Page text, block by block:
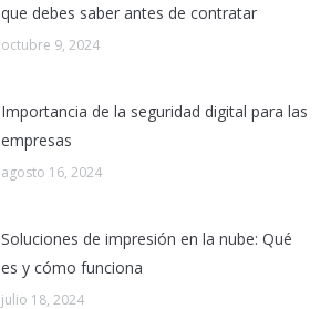
que debes saber antes de contratar
octubre 9, 2024
Importancia de la seguridad digital para las
empresas
agosto 16, 2024
Soluciones de impresión en la nube: Qué
es y cómo funciona
julio 18, 2024